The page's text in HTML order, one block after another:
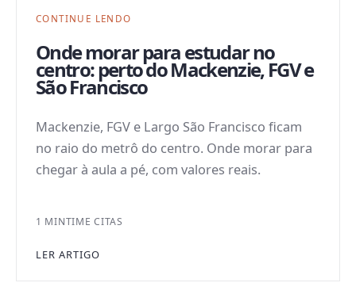
CONTINUE LENDO
Onde morar para estudar no
centro: perto do Mackenzie, FGV e
São Francisco
Mackenzie, FGV e Largo São Francisco ficam
no raio do metrô do centro. Onde morar para
chegar à aula a pé, com valores reais.
1 MINTIME CITAS
LER ARTIGO